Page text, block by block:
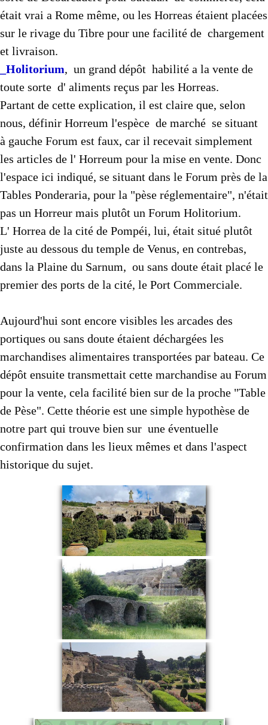
était vrai a Rome même, ou les Horreas étaient placées
sur le rivage du Tibre pour une facilité de chargement
et livraison.
_Holitorium, un grand dépôt habilité a la vente de
toute sorte d' aliments reçus par les Horreas.
Partant de cette explication, il est claire que, selon
nous, définir Horreum l'espèce de marché se situant
à gauche Forum est faux, car il recevait simplement
les articles de l' Horreum pour la mise en vente. Donc
l'espace ici indiqué, se situant dans le Forum près de la
Tables Ponderaria, pour la "pèse réglementaire", n'était
pas un Horreur mais plutôt un Forum Holitorium.
L' Horrea de la cité de Pompéi, lui, était situé plutôt
juste au dessous du temple de Venus, en contrebas,
dans la Plaine du Sarnum, ou sans doute était placé le
premier des ports de la cité, le Port Commerciale.
Aujourd'hui sont encore visibles les arcades des
portiques ou sans doute étaient déchargées les
marchandises alimentaires transportées par bateau. Ce
dépôt ensuite transmettait cette marchandise au Forum
pour la vente, cela facilité bien sur de la proche "Table
de Pèse". Cette théorie est une simple hypothèse de
notre part qui trouve bien sur une éventuelle
confirmation dans les lieux mêmes et dans l'aspect
historique du sujet.